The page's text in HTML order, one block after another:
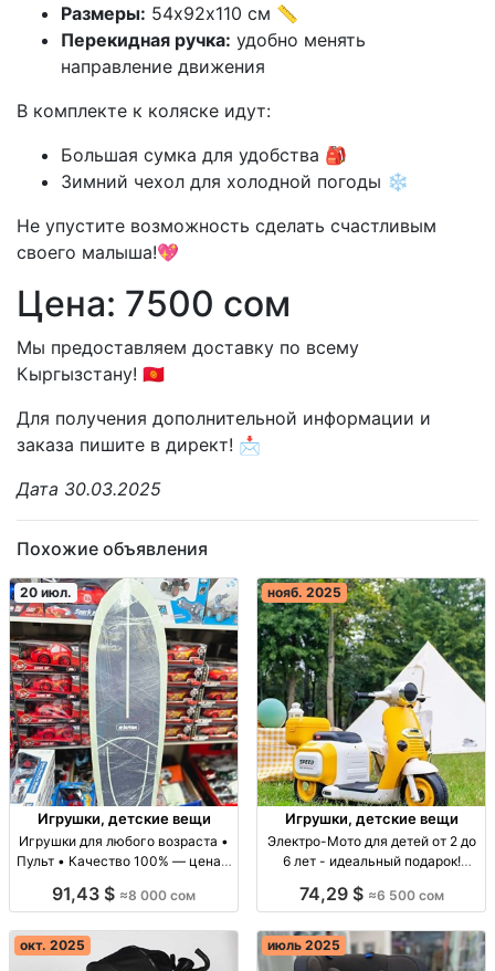
Размеры: 54х92х110 см 📏
Перекидная ручка: удобно менять
направление движения
В комплекте к коляске идут:
Большая сумка для удобства 🎒
Зимний чехол для холодной погоды ❄️
Не упустите возможность сделать счастливым
своего малыша!💖
Цена: 7500 сом
Мы предоставляем доставку по всему
Кыргызстану! 🇰🇬
Для получения дополнительной информации и
заказа пишите в директ! 📩
Дата 30.03.2025
Похожие объявления
20 июл.
Игрушки, детские вещи
Игрушки для любого возраста •
Пульт • Качество 100% — цена 8
пультом (пульт ДУ), для любого
наличие ограничено. Без
указания б
91,43 $ ≈8 000 сом
нояб. 2025
Игрушки, детские вещи
Электро-Мото для детей от 2 до
6 лет - идеальный подарок!
цена 6500. Доставка по КР.
74,29 $ ≈6 500 сом
окт. 2025 июль 2025